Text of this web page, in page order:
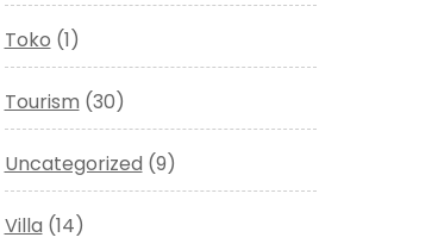
Toko (1)
Tourism (30)
Uncategorized (9)
Villa (14)